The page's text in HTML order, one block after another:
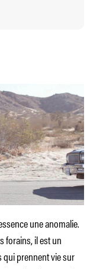
une anomalie.
forains, il est un
qui prennent vie sur